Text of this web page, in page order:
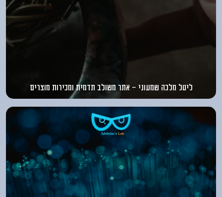
ליטל מלכה שמעוני - אתר משולב תדמית ומכירות מוצרים